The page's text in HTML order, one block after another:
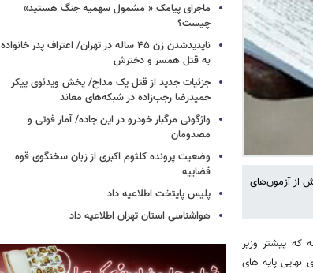
از آزمون‌های
آزمون سراسری سال ۱۴۰۵، گفت: همان‌گونه که پیشتر وزیر
پس از برگزاری آزمون‌های نهایی پایه های
ماجرای پیامک « مشمول سهمیه جنگ هستید»
چیست؟
ناپدیدشدن زن ۴۵ ساله در تهران/ اعتراف پدر خانواده
به قتل همسر و دخترش
جزئیات جدید از قتل یک مداح/ پخش ویدئوی پیکر
حمیدرضا رجب‌زاده در شبکه‌های معاند
واژگونی مرگبار خودرو در این جاده/ آمار فوتی و
مصدومان
وضعیت پرونده کلثوم اکبری از زبان سخنگوی قوه
قضاییه
پلیس پایتخت اطلاعیه داد
هواشناسی استان تهران اطلاعیه داد